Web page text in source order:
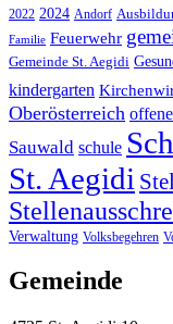
2022 2024 Andorf
Familie Feuerwehr
Gemeinde St. Aegidi
kindergarten
Oberösterreich
Sauwald schule
St. Aegidi
Verwaltung Volksbegehren
Gemeinde